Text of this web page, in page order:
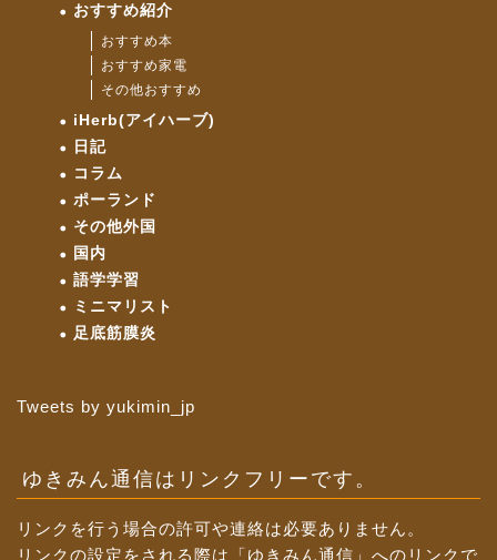
おすすめ紹介
おすすめ本
おすすめ家電
その他おすすめ
iHerb(アイハーブ)
日記
コラム
ポーランド
その他外国
国内
語学学習
ミニマリスト
足底筋膜炎
Tweets by yukimin_jp
ゆきみん通信はリンクフリーです。
リンクを行う場合の許可や連絡は必要ありません。
リンクの設定をされる際は「ゆきみん通信」へのリンクで